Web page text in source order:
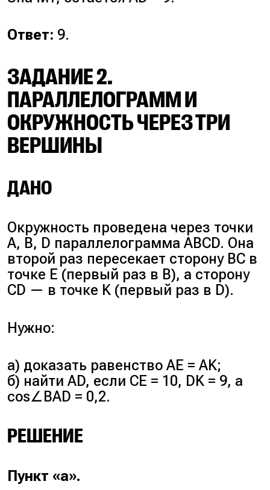
Ответ: 9.
ЗАДАНИЕ 2.
ПАРАЛЛЕЛОГРАММ И
ОКРУЖНОСТЬ ЧЕРЕЗ ТРИ
ВЕРШИНЫ
ДАНО
Окружность проведена через точки
A, B, D параллелограмма ABCD. Она
второй раз пересекает сторону BC в
точке E (первый раз в B), а сторону
CD — в точке K (первый раз в D).
Нужно:
а) доказать равенство AE = AK;
б) найти AD, если CE = 10, DK = 9, а
cos∠BAD = 0,2.
РЕШЕНИЕ
Пункт «а».